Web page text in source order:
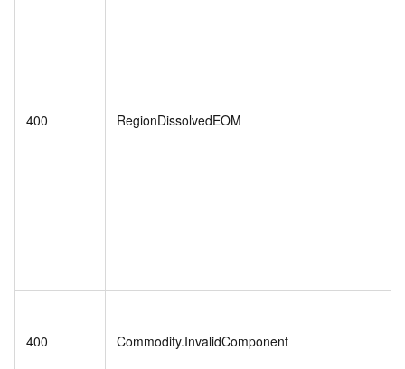
400 RegionDissolvedEOM
400 Commodity.InvalidComponent